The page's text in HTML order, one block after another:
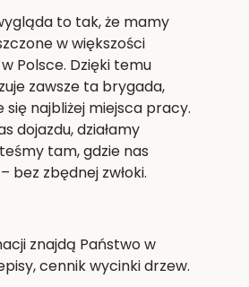
to tak, że mamy
w większości
Polsce. Dzięki temu
zawsze ta brygada,
się najbliżej miejsca pracy.
dojazdu, działamy
tam, gdzie nas
bez zbędnej zwłoki.
znajdą Państwo w
cennik wycinki drzew.